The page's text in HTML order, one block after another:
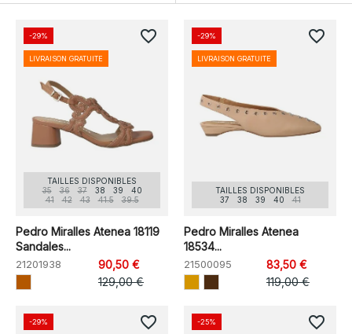
TAILLES DISPONIBLES
35
36 37 38 39
40
41
42 43 41.5 39.5
Pedro Miralles Atenea 18119
Sandales...
21201938
90,50 €
129,00 €
-29%
LIVRAISON GRATUITE
favorite_border
TAILLES DISPONIBLES
37
38 39 40 41
Pedro Miralles Atenea
18534...
21500095
83,50 €
119,00 €
-29%
LIVRAISON GRATUITE
favorite_border
-29% favorite_border -25% favorite_border